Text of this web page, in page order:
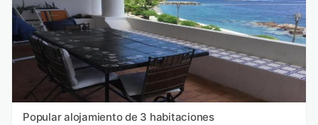
Popular alojamiento de 3 habitaciones